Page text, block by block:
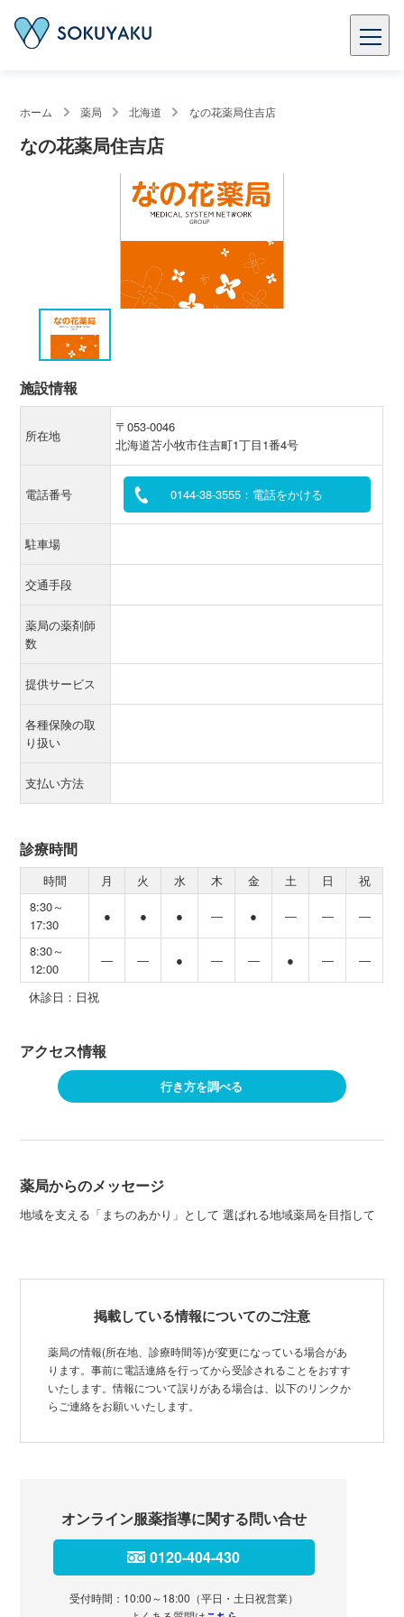
ホーム 薬局 北海道 なの花薬局住吉店
なの花薬局住吉店
施設情報
所在地
〒053-0046
北海道苫小牧市住吉町1丁目1番4号
電話番号 0144-38-3555：電話をかける
駐車場
交通手段
薬局の薬剤師
数
提供サービス
各種保険の取
り扱い
支払い方法
診療時間
時間 月 火 水 木 金 土 日
祝
8:30～
17:30
● ● ● ― ● ― ― ―
8:30～
12:00
― ― ● ― ― ● ― ―
休診日：日祝
アクセス情報
行き方を調べる
薬局からのメッセージ
地域を支える「まちのあかり」として 選ばれる地域薬局を目指して
掲載している情報についてのご注意
薬局の情報(所在地、診療時間等)が変更になっている場合があ
ります。事前に電話連絡を行ってから受診されることをおすす
いたします。情報について誤りがある場合は、以下のリンクか
らご連絡をお願いいたします。
オンライン服薬指導に関する問い合せ
0120-404-430
受付時間：10:00～18:00（平日・土日祝営業）